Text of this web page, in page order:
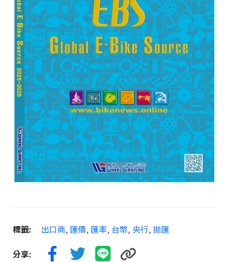
標籤: 出口商, 匯價, 匯率, 台幣, 央行, 拋匯
分享: